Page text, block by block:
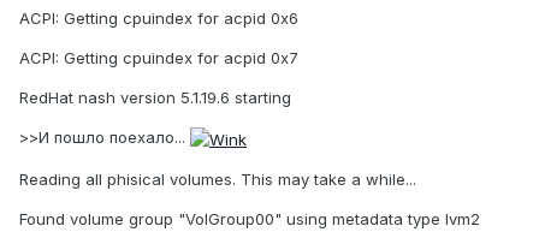
ACPI: Getting cpuindex for acpid 0x6
ACPI: Getting cpuindex for acpid 0x7
RedHat nash version 5.1.19.6 starting
>>И пошло поехало...
Reading all phisical volumes. This may take a while...
Found volume group "VolGroup00" using metadata type lvm2